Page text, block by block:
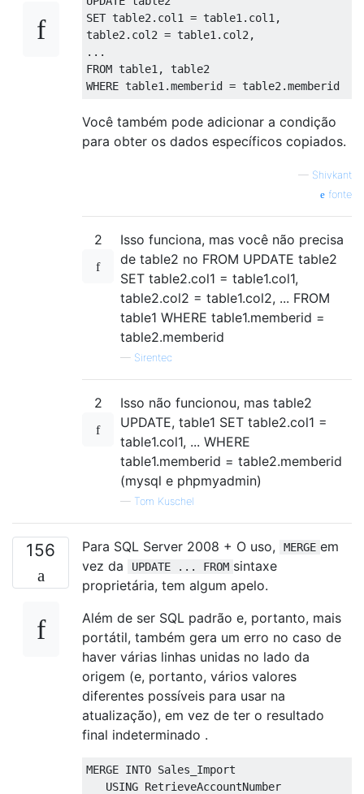
SET table2 . col1 = table1 . col1 ,
table2 . col2 = table1 . col2 ,
...
FROM table1 ,
table2
WHERE table1 .memberid = table2 .memberid
Você também pode adicionar a condição
para obter os dados específicos copiados.
— Shivkant
fonte
2
Isso funciona, mas você não precisa
de table2 no FROM UPDATE table2
SET table2.col1 = table1.col1,
table2.col2 = table1.col2, ... FROM
table1 WHERE table1.memberid =
table2.memberid
— Sirentec
2
Isso não funcionou, mas table2
UPDATE, table1 SET table2.col1 =
table1.col1, ... WHERE
table1.memberid = table2.memberid
(mysql e phpmyadmin)
— Tom Kuschel
156 Para SQL Server 2008 + O uso, MERGE em
vez da
UPDATE ... FROM sintaxe
proprietária, tem algum apelo.
Além de ser SQL padrão e, portanto, mais
portátil, também gera um erro no caso de
haver várias linhas unidas no lado da
origem (e, portanto, vários valores
diferentes possíveis para usar na
atualização), em vez de ter o resultado
final indeterminado .
MERGE INTO Sales_Import
USING RetrieveAccountNumber